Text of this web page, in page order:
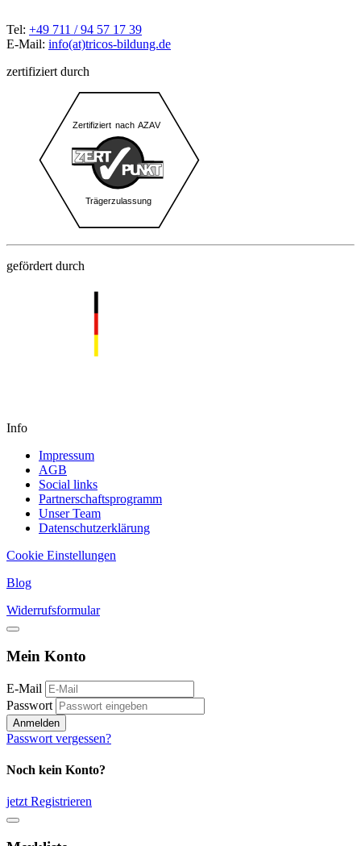
Tel: +49 711 / 94 57 17 39
E-Mail: info(at)tricos-bildung.de
zertifiziert durch
gefördert durch
Info
Impressum
AGB
Social links
Partnerschaftsprogramm
Unser Team
Datenschutzerklärung
Cookie Einstellungen
Blog
Widerrufsformular
Mein Konto
E-Mail
Passwort
Anmelden
Passwort vergessen?
Noch kein Konto?
jetzt Registrieren